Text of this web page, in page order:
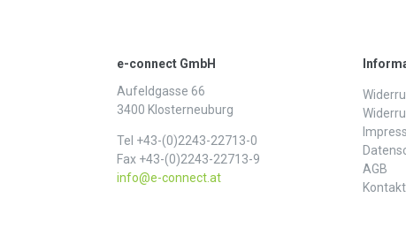
e-connect GmbH
Aufeldgasse 66
3400 Klosterneuburg
Tel +43-(0)2243-22713-0
Fax +43-(0)2243-22713-9
info@e-connect.at
AGB
Kontakt